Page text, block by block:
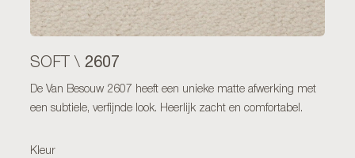
SOFT \ 2607
De Van Besouw 2607 heeft een unieke matte afwerking met
een subtiele, verfijnde look. Heerlijk zacht en comfortabel.
Kleur